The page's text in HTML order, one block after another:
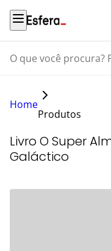
O que você procura?
Home
Produtos
Livro O Super
Galáctico